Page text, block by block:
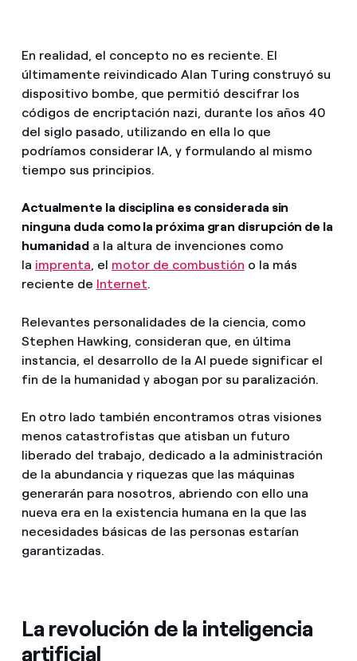
En realidad, el concepto no es reciente. El
últimamente reivindicado Alan Turing construyó su
dispositivo bombe, que permitió descifrar los
códigos de encriptación nazi, durante los años 40
del siglo pasado, utilizando en ella lo que
podríamos considerar IA, y formulando al mismo
tiempo sus principios.
Actualmente la disciplina es considerada sin
ninguna duda como la próxima gran disrupción de la
humanidad a la altura de invenciones como
la imprenta, el motor de combustión o la más
reciente de Internet.
Relevantes personalidades de la ciencia, como
Stephen Hawking, consideran que, en última
instancia, el desarrollo de la AI puede significar el
fin de la humanidad y abogan por su paralización.
En otro lado también encontramos otras visiones
menos catastrofistas que atisban un futuro
liberado del trabajo, dedicado a la administración
de la abundancia y riquezas que las máquinas
generarán para nosotros, abriendo con ello una
nueva era en la existencia humana en la que las
necesidades básicas de las personas estarían
garantizadas.
La revolución de la inteligencia
artificial